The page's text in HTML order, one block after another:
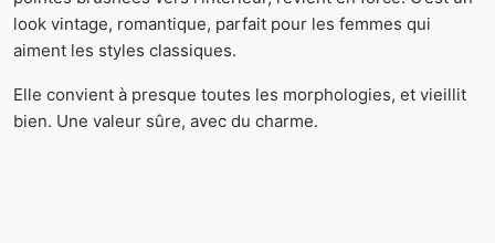
look vintage, romantique, parfait pour les femmes qui
aiment les styles classiques.
Elle convient à presque toutes les morphologies, et vieillit
bien. Une valeur sûre, avec du charme.